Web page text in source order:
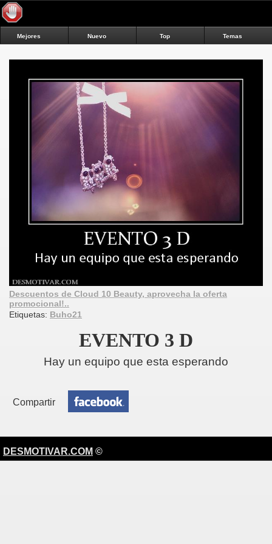
Mejores Nuevo Top Temas
Descuentos de Cloud 10 Beauty, aprovecha la oferta
promocional!..
Etiquetas: Buho21
EVENTO 3 D
Hay un equipo que esta esperando
Compartir
DESMOTIVAR.COM ©